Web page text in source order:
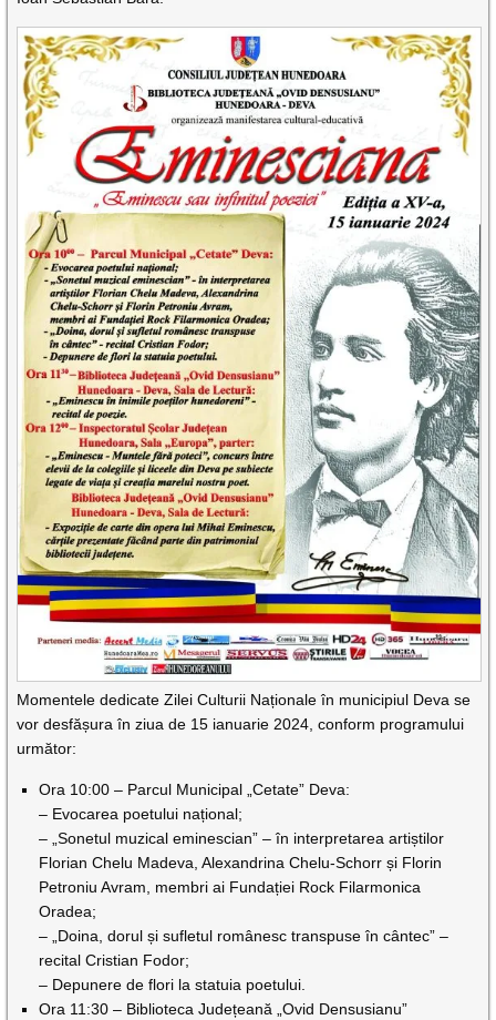
Momentele dedicate Zilei Culturii Naționale în municipiul Deva se
vor desfășura în ziua de 15 ianuarie 2024, conform programului
următor:
Ora 10:00 – Parcul Municipal „Cetate” Deva:
– Evocarea poetului național;
– „Sonetul muzical eminescian” – în interpretarea artiștilor
Florian Chelu Madeva, Alexandrina Chelu-Schorr și Florin
Petroniu Avram, membri ai Fundației Rock Filarmonica
Oradea;
– „Doina, dorul și sufletul românesc transpuse în cântec” –
recital Cristian Fodor;
– Depunere de flori la statuia poetului.
Ora 11:30 – Biblioteca Județeană „Ovid Densusianu”